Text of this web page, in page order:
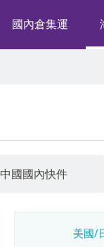
國內倉集運
中國國內快件
美國/